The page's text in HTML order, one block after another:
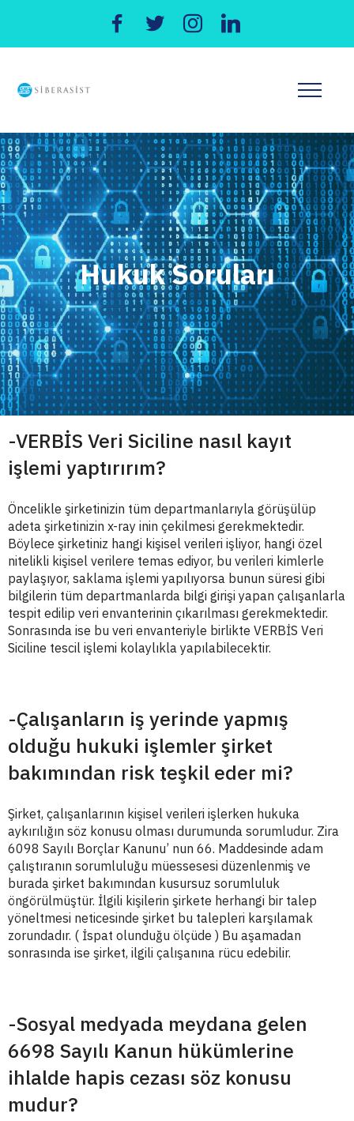
Hukuk Soruları
-VERBİS Veri Siciline nasıl kayıt
işlemi yaptırırım?
Öncelikle şirketinizin tüm departmanlarıyla görüşülüp
adeta şirketinizin x-ray inin çekilmesi gerekmektedir.
Böylece şirketiniz hangi kişisel verileri işliyor, hangi özel
nitelikli kişisel verilere temas ediyor, bu verileri kimlerle
paylaşıyor, saklama işlemi yapılıyorsa bunun süresi gibi
bilgilerin tüm departmanlarda bilgi girişi yapan çalışanlarla
tespit edilip veri envanterinin çıkarılması gerekmektedir.
Sonrasında ise bu veri envanteriyle birlikte VERBİS Veri
Siciline tescil işlemi kolaylıkla yapılabilecektir.
-Çalışanların iş yerinde yapmış
olduğu hukuki işlemler şirket
bakımından risk teşkil eder mi?
Şirket, çalışanlarının kişisel verileri işlerken hukuka
aykırılığın söz konusu olması durumunda sorumludur. Zira
6098 Sayılı Borçlar Kanunu’ nun 66. Maddesinde adam
çalıştıranın sorumluluğu müessesesi düzenlenmiş ve
burada şirket bakımından kusursuz sorumluluk
öngörülmüştür. İlgili kişilerin şirkete herhangi bir talep
yöneltmesi neticesinde şirket bu talepleri karşılamak
zorundadır. ( İspat olunduğu ölçüde ) Bu aşamadan
sonrasında ise şirket, ilgili çalışanına rücu edebilir.
-Sosyal medyada meydana gelen
6698 Sayılı Kanun hükümlerine
ihlalde hapis cezası söz konusu
mudur?